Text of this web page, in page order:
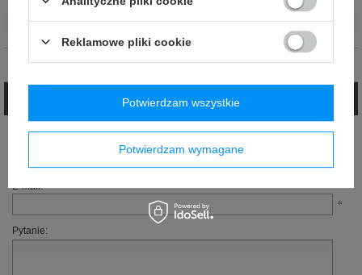
Płeć:
Unisex
Materiał: Bawełna
Opinie (0)
Jeżeli powyższy opis jest dla Ciebie niewystarczający, prześlij nam swoje
pytanie odnośnie tego produktu. Postaramy się odpowiedzieć tak szybko jak
E-mail:
Pytanie:
Reklamowe pliki cookie
Potwierdzam wymagane
Potwierdzam wszystkie